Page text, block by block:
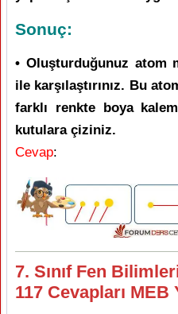
Sonuç:
• Oluşturduğunuz atom
ile karşılaştırınız. Bu
farklı renkte boya
kutulara çiziniz.
Cevap:
7. Sınıf Fen
117 Cevapları MEB